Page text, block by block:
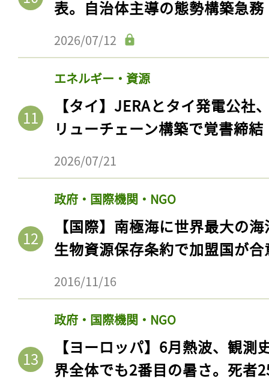
表。自治体主導の態勢構築急務
2026/07/12
エネルギー・資源
【タイ】JERAとタイ発電公社
リューチェーン構築で覚書締結
2026/07/21
政府・国際機関・NGO
【国際】南極海に世界最大の
生物資源保存条約で加盟国が合
2016/11/16
政府・国際機関・NGO
【ヨーロッパ】6月熱波、観
界全体でも2番目の暑さ。死者